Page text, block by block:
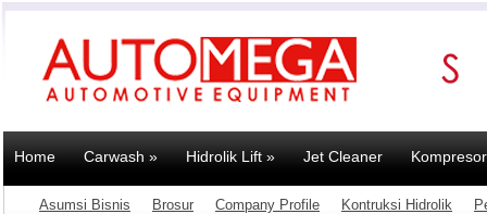
Home Carwash » Hidrolik Lift » Jet Cleaner Kompresor
Asumsi Bisnis Brosur Company Profile Kontruksi Hidrolik